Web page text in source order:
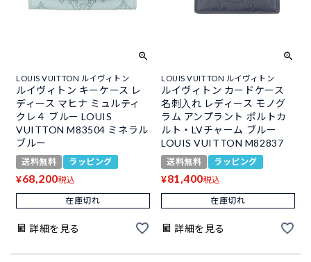
LOUIS VUITTON ルイヴィトン
ルイヴィトン キーケース レ
ディース マヒナ ミュルティ
クレ４ ブルー LOUIS
VUITTON M83504 ミネラル
ブルー
送料無料 ラッピング
¥68,200税込
在庫切れ
詳細を見る
LOUIS VUITTON ルイヴィトン
ルイヴィトン カードケース
名刺入れ レディース モノグ
ラム アンプラント ポルトカ
ルト・LVチャーム ブルー
LOUIS VUITTON M82837
送料無料 ラッピング
¥81,400税込
在庫切れ
詳細を見る